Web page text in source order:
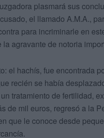
plasmará sus
el llamado A.M.A.,
para incriminarle en
agravante de notoria
el hachís, fue encontrada
recién se había
tratamiento de fertilidad,
de mil euros, regresó a la
que le conoce desde